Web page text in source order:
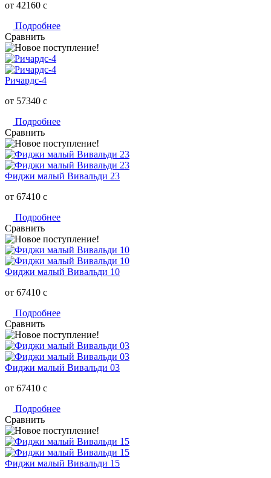
от 42160 c
Подробнее
Сравнить
Ричардс-4
от 57340 c
Подробнее
Сравнить
Фиджи малый Вивальди 23
от 67410 c
Подробнее
Сравнить
Фиджи малый Вивальди 10
от 67410 c
Подробнее
Сравнить
Фиджи малый Вивальди 03
от 67410 c
Подробнее
Сравнить
Фиджи малый Вивальди 15